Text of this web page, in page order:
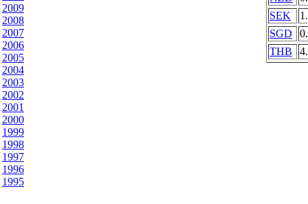
2009
2008
2007
2006
2005
2004
2003
2002
2001
2000
1999
1998
1997
1996
1995
SEK
SGD
THB